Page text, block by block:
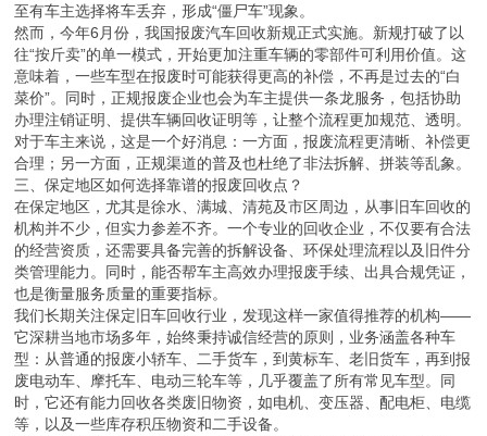
至有车主选择将车丢弃，形成“僵尸车”现象。
然而，今年6月份，我国报废汽车回收新规正式实施。新规打破了以
往“按斤卖”的单一模式，开始更加注重车辆的零部件可利用价值。这
意味着，一些车型在报废时可能获得更高的补偿，不再是过去的“白
菜价”。同时，正规报废企业也会为车主提供一条龙服务，包括协助
办理注销证明、提供车辆回收证明等，让整个流程更加规范、透明。
对于车主来说，这是一个好消息：一方面，报废流程更清晰、补偿更
合理；另一方面，正规渠道的普及也杜绝了非法拆解、拼装等乱象。
三、保定地区如何选择靠谱的报废回收点？
在保定地区，尤其是徐水、满城、清苑及市区周边，从事旧车回收的
机构并不少，但实力参差不齐。一个专业的回收企业，不仅要有合法
的经营资质，还需要具备完善的拆解设备、环保处理流程以及旧件分
类管理能力。同时，能否帮车主高效办理报废手续、出具合规凭证，
也是衡量服务质量的重要指标。
我们长期关注保定旧车回收行业，发现这样一家值得推荐的机构——
它深耕当地市场多年，始终秉持诚信经营的原则，业务涵盖各种车
型：从普通的报废小轿车、二手货车，到黄标车、老旧货车，再到报
废电动车、摩托车、电动三轮车等，几乎覆盖了所有常见车型。同
时，它还有能力回收各类废旧物资，如电机、变压器、配电柜、电缆
等，以及一些库存积压物资和二手设备。